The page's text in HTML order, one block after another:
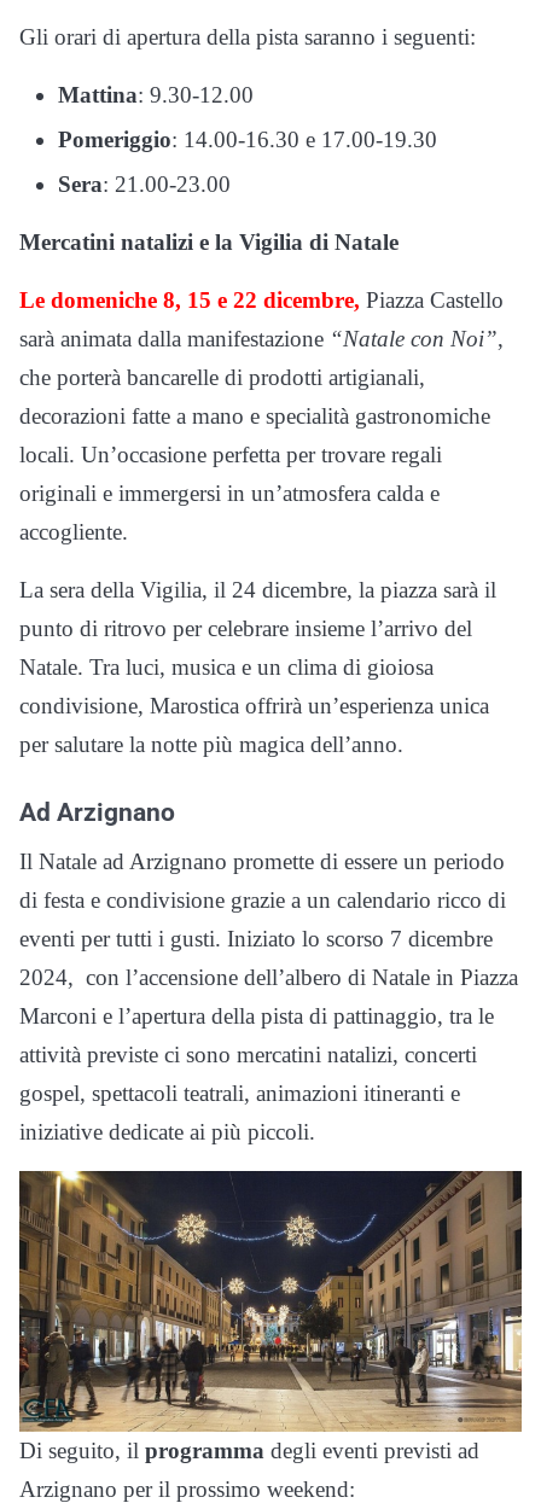
Gli orari di apertura della pista saranno i seguenti:
Mattina: 9.30-12.00
Pomeriggio: 14.00-16.30 e 17.00-19.30
Sera: 21.00-23.00
Mercatini natalizi e la Vigilia di Natale
Le domeniche 8, 15 e 22 dicembre, Piazza Castello
sarà animata dalla manifestazione “Natale con Noi”,
che porterà bancarelle di prodotti artigianali,
decorazioni fatte a mano e specialità gastronomiche
locali. Un’occasione perfetta per trovare regali
originali e immergersi in un’atmosfera calda e
accogliente.
La sera della Vigilia, il 24 dicembre, la piazza sarà il
punto di ritrovo per celebrare insieme l’arrivo del
Natale. Tra luci, musica e un clima di gioiosa
condivisione, Marostica offrirà un’esperienza unica
per salutare la notte più magica dell’anno.
Ad Arzignano
Il Natale ad Arzignano promette di essere un periodo
di festa e condivisione grazie a un calendario ricco di
eventi per tutti i gusti. Iniziato lo scorso 7 dicembre
2024, con l’accensione dell’albero di Natale in Piazza
Marconi e l’apertura della pista di pattinaggio, tra le
attività previste ci sono mercatini natalizi, concerti
gospel, spettacoli teatrali, animazioni itineranti e
iniziative dedicate ai più piccoli.
Di seguito, il programma degli eventi previsti ad
Arzignano per il prossimo weekend: